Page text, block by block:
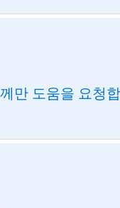
만 도움을 요청